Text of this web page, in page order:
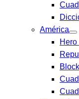
América
Hero